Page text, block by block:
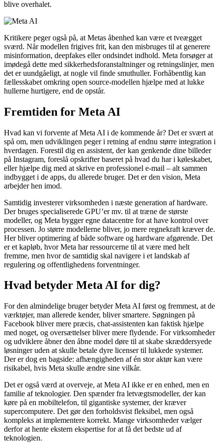
blive overhalet.
Kritikere peger også på, at Metas åbenhed kan være et tveægget
sværd. Når modellen frigives frit, kan den misbruges til at generere
misinformation, deepfakes eller ondsindet indhold. Meta forsøger at
imødegå dette med sikkerhedsforanstaltninger og retningslinjer, men
det er uundgåeligt, at nogle vil finde smuthuller. Forhåbentlig kan
fællesskabet omkring open source-modellen hjælpe med at lukke
hullerne hurtigere, end de opstår.
Fremtiden for Meta AI
Hvad kan vi forvente af Meta AI i de kommende år? Det er svært at
spå om, men udviklingen peger i retning af endnu større integration i
hverdagen. Forestil dig en assistent, der kan genkende dine billeder
på Instagram, foreslå opskrifter baseret på hvad du har i køleskabet,
eller hjælpe dig med at skrive en professionel e-mail – alt sammen
indbygget i de apps, du allerede bruger. Det er den vision, Meta
arbejder hen imod.
Samtidig investerer virksomheden i næste generation af hardware.
Der bruges specialiserede GPU’er mv. til at træne de største
modeller, og Meta bygger egne datacentre for at have kontrol over
processen. Jo større modellerne bliver, jo mere regnekraft kræver de.
Her bliver optimering af både software og hardware afgørende. Det
er et kapløb, hvor Meta har ressourcerne til at være med helt
fremme, men hvor de samtidig skal navigere i et landskab af
regulering og offentlighedens forventninger.
Hvad betyder Meta AI for dig?
For den almindelige bruger betyder Meta AI først og fremmest, at de
værktøjer, man allerede kender, bliver smartere. Søgningen på
Facebook bliver mere præcis, chat-assistenten kan faktisk hjælpe
med noget, og oversættelser bliver mere flydende. For virksomheder
og udviklere åbner den åbne model døre til at skabe skræddersyede
løsninger uden at skulle betale dyre licenser til lukkede systemer.
Der er dog en bagside: afhængigheden af én stor aktør kan være
risikabel, hvis Meta skulle ændre sine vilkår.
Det er også værd at overveje, at Meta AI ikke er en enhed, men en
familie af teknologier. Den spænder fra letvægtsmodeller, der kan
køre på en mobiltelefon, til gigantiske systemer, der kræver
supercomputere. Det gør den forholdsvist fleksibel, men også
kompleks at implementere korrekt. Mange virksomheder vælger
derfor at hente ekstern ekspertise for at få det bedste ud af
teknologien.